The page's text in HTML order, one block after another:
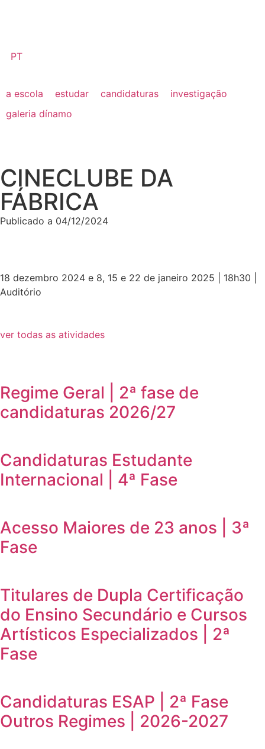
PT
a escola estudar candidaturas
investigação
galeria dínamo
CINECLUBE DA
FÁBRICA
Publicado a 04/12/2024
18 dezembro 2024 e 8, 15 e 22 de janeiro 2025 | 18h30 |
Auditório
ver todas as atividades
Regime Geral | 2ª fase de
candidaturas 2026/27
Candidaturas Estudante
Internacional | 4ª Fase
Acesso Maiores de 23 anos | 3ª
Fase
Titulares de Dupla Certificação
do Ensino Secundário e Cursos
Artísticos Especializados | 2ª
Fase
Candidaturas ESAP | 2ª Fase
Outros Regimes | 2026-2027